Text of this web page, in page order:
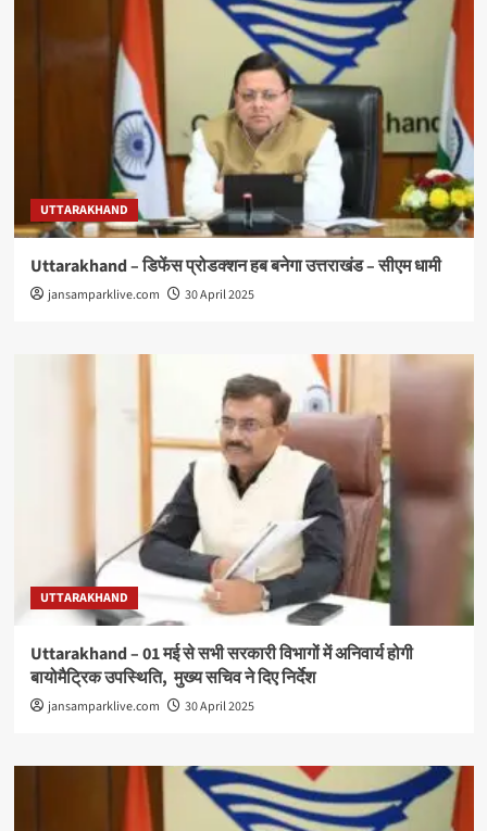
UTTARAKHAND
Uttarakhand – डिफेंस प्रोडक्शन हब बनेगा उत्तराखंड – सीएम धामी
jansamparklive.com 30 April 2025
UTTARAKHAND
Uttarakhand – 01 मई से सभी सरकारी विभागों में अनिवार्य होगी
बायोमैट्रिक उपस्थिति, मुख्य सचिव ने दिए निर्देश
jansamparklive.com 30 April 2025